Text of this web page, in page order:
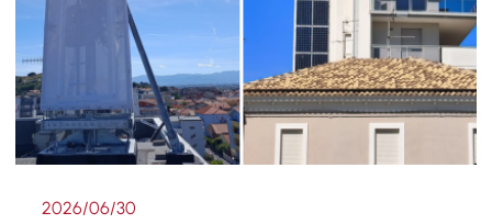
2026/06/30